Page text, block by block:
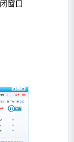
窗口